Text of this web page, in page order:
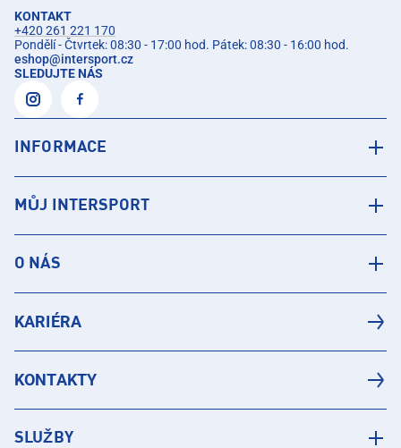
KONTAKT
+420 261 221 170
Pondělí - Čtvrtek: 08:30 - 17:00 hod. Pátek: 08:30 - 16:00 hod.
eshop@intersport.cz
SLEDUJTE NÁS
INFORMACE
MŮJ INTERSPORT
O NÁS
KARIÉRA
KONTAKTY
SLUŽBY